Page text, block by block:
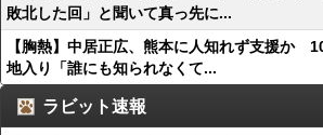
敗北した回」と聞いて真っ先に...
【胸熱】中居正広、熊本に人知れず支援か
地入り「誰にも知られなくて...
ラビット速報